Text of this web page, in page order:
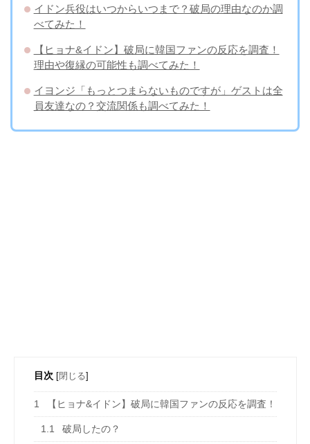
イドン兵役はいつからいつまで？破局の理由なのか調
べてみた！
【ヒョナ&イドン】破局に韓国ファンの反応を調査！
理由や復縁の可能性も調べてみた！
イヨンジ「もっとつまらないものですが」ゲストは全
員友達なの？交流関係も調べてみた！
目次 [閉じる]
1 【ヒョナ&イドン】破局に韓国ファンの反応を調査！
1.1 破局したの？